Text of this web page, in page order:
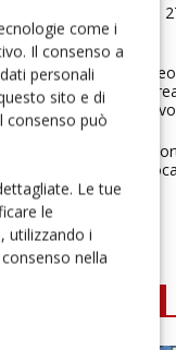
come i
Il consenso a
personali
sito e di
consenso può
Le tue
le
utilizzando i
nella
al